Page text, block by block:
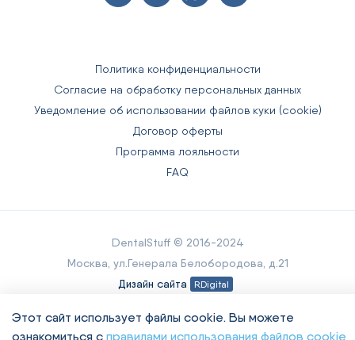
Политика конфиденциальности
Согласие на обработку персональных данных
Уведомление об использовании файлов куки (cookie)
Договор оферты
Программа лояльности
FAQ
DentalStuff © 2016-2024
Москва, ул.Генерала Белобородова, д.21
Дизайн сайта
RDigital
Этот сайт использует файлы cookie. Вы можете
ознакомиться с правилами использования файлов cookie